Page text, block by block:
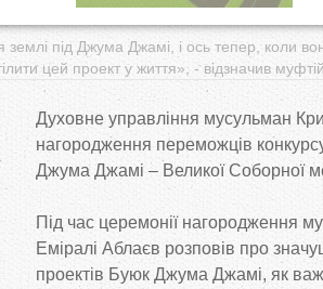
під Джума Джамі, і ось тепер, коли
цей проект у життя», - відзначив
Духовне управління мусульман
нагородження переможців
Джума Джамі – Великої Соборної
Під час церемонії нагородження
Еміралі Аблаєв розповів про
проектів Буюк Джума Джамі, як